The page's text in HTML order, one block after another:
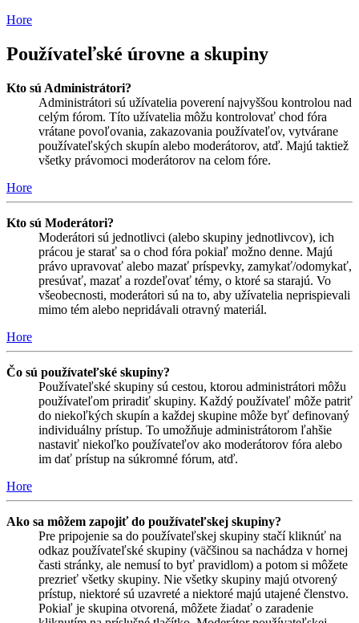
Hore
Používateľské úrovne a skupiny
Kto sú Administrátori?
Administrátori sú užívatelia poverení najvyššou kontrolou nad
celým fórom. Títo užívatelia môžu kontrolovať chod fóra
vrátane povoľovania, zakazovania používateľov, vytvárane
používateľských skupín alebo moderátorov, atď. Majú taktiež
všetky právomoci moderátorov na celom fóre.
Hore
Kto sú Moderátori?
Moderátori sú jednotlivci (alebo skupiny jednotlivcov), ich
prácou je starať sa o chod fóra pokiaľ možno denne. Majú
právo upravovať alebo mazať príspevky, zamykať/odomykať,
presúvať, mazať a rozdeľovať témy, o ktoré sa starajú. Vo
všeobecnosti, moderátori sú na to, aby užívatelia neprispievali
mimo tém alebo nepridávali otravný materiál.
Hore
Čo sú používateľské skupiny?
Používateľské skupiny sú cestou, ktorou administrátori môžu
používateľom priradiť skupiny. Každý používateľ môže patriť
do niekoľkých skupín a každej skupine môže byť definovaný
individuálny prístup. To umožňuje administrátorom ľahšie
nastaviť niekoľko používateľov ako moderátorov fóra alebo
im dať prístup na súkromné fórum, atď.
Hore
Ako sa môžem zapojiť do používateľskej skupiny?
Pre pripojenie sa do používateľskej skupiny stačí kliknúť na
odkaz používateľské skupiny (väčšinou sa nachádza v hornej
časti stránky, ale nemusí to byť pravidlom) a potom si môžete
prezrieť všetky skupiny. Nie všetky skupiny majú otvorený
prístup, niektoré sú uzavreté a niektoré majú utajené členstvo.
Pokiaľ je skupina otvorená, môžete žiadať o zaradenie